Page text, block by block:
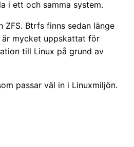
i ett och samma system.
Btrfs finns sedan länge
är mycket uppskattat för
till Linux på grund av
passar väl in i Linuxmiljön.